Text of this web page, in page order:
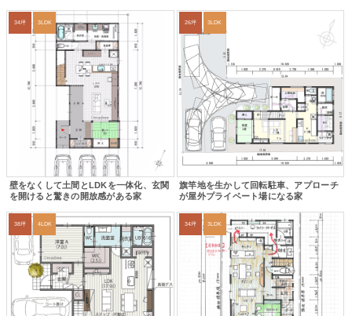
34坪 3LDK
壁をなくして土間とLDKを一体化、玄関
を開けると驚きの開放感がある家
26坪 3LDK
旗竿地を生かして回転駐車、アプローチ
が屋外プライベート場になる家
38坪 4LDK 34坪 3LDK